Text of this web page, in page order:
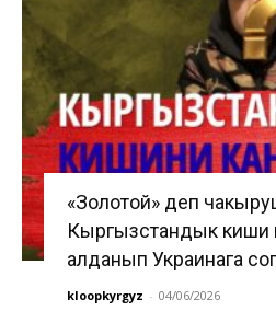
«Золотой» деп
Кыргызстандык киши
алданып Украинага
kloopkyrgyz - 04/06/2026